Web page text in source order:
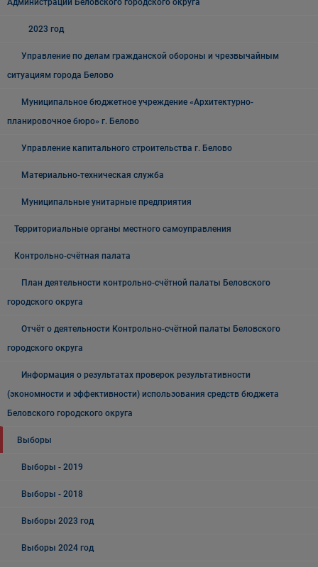
Администрации Беловского городского округа
2023 год
Управление по делам гражданской обороны и чрезвычайным
ситуациям города Белово
Муниципальное бюджетное учреждение «Архитектурно-
планировочное бюро» г. Белово
Управление капитального строительства г. Белово
Материально-техническая служба
Муниципальные унитарные предприятия
Территориальные органы местного самоуправления
Контрольно-счётная палата
План деятельности контрольно-счётной палаты Беловского
городского округа
Отчёт о деятельности Контрольно-счётной палаты Беловского
городского округа
Информация о результатах проверок результативности
(экономности и эффективности) использования средств бюджета
Беловского городского округа
Выборы
Выборы - 2019
Выборы - 2018
Выборы 2023 год
Выборы 2024 год